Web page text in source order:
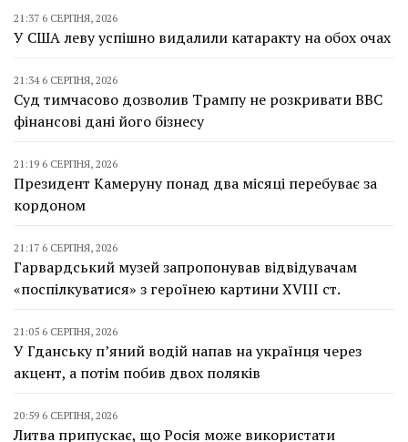
21:37 6 СЕРПНЯ, 2026
У США леву успішно видалили катаракту на обох очах
21:34 6 СЕРПНЯ, 2026
Суд тимчасово дозволив Трампу не розкривати BBC
фінансові дані його бізнесу
21:19 6 СЕРПНЯ, 2026
Президент Камеруну понад два місяці перебуває за
кордоном
21:17 6 СЕРПНЯ, 2026
Гарвардський музей запропонував відвідувачам
«поспілкуватися» з героїнею картини XVIII ст.
21:05 6 СЕРПНЯ, 2026
У Гданську п’яний водій напав на українця через
акцент, а потім побив двох поляків
20:59 6 СЕРПНЯ, 2026
Литва припускає, що Росія може використати